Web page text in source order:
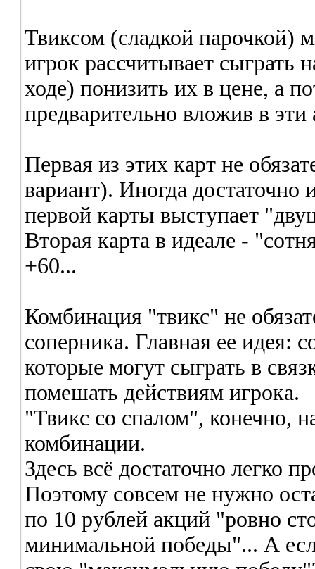
Твиксом (сладкой парочкой)
игрок рассчитывает сыграть
ходе) понизить их в цене, а
предварительно вложив в эти
Первая из этих карт не
вариант). Иногда достаточно
первой карты выступает
Вторая карта в идеале -
+60...
Комбинация "твикс" не
соперника. Главная ее идея:
которые могут сыграть в
помешать действиям игрока.
"Твикс со спалом", конечно,
комбинации.
Здесь всё достаточно легко
Поэтому совсем не нужно
по 10 рублей акций "ровно
минимальной победы"... А